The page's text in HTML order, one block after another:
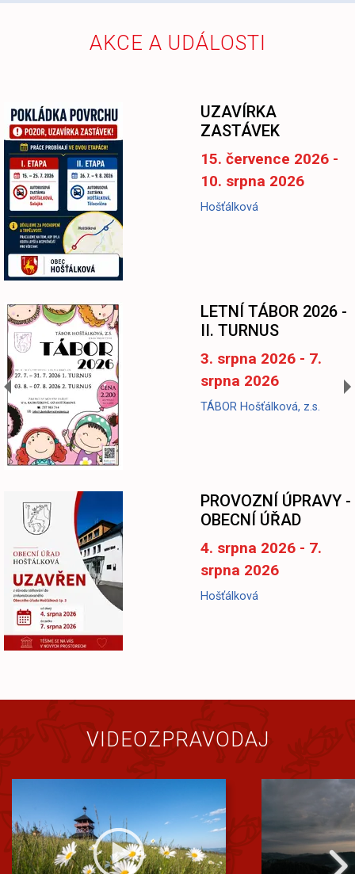
AKCE A UDÁLOSTI
UZAVÍRKA
ZASTÁVEK
15. července 2026 -
10. srpna 2026
Hošťálková
LETNÍ TÁBOR 2026 -
II. TURNUS
3. srpna 2026 - 7.
srpna 2026
TÁBOR Hošťálková, z.s.
PROVOZNÍ ÚPRAVY -
OBECNÍ ÚŘAD
4. srpna 2026 - 7.
srpna 2026
Hošťálková
VIDEOZPRAVODAJ